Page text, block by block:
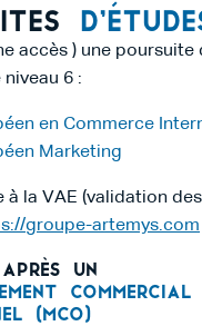
accès ) une poursuite
6 :
en Commerce
Marketing
à la VAE (validation
groupe-artemys.com
après un
Commercial
(MCO)